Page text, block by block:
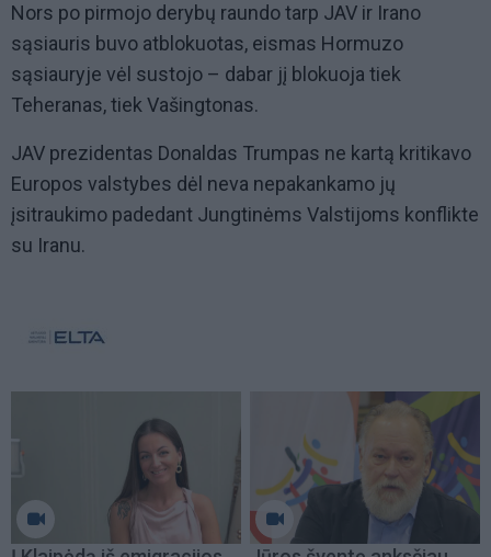
Nors po pirmojo derybų raundo tarp JAV ir Irano
sąsiauris buvo atblokuotas, eismas Hormuzo
sąsiauryje vėl sustojo – dabar jį blokuoja tiek
Teheranas, tiek Vašingtonas.
JAV prezidentas Donaldas Trumpas ne kartą kritikavo
Europos valstybes dėl neva nepakankamo jų
įsitraukimo padedant Jungtinėms Valstijoms konflikte
su Iranu.